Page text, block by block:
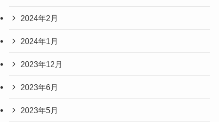
2024年2月
2024年1月
2023年12月
2023年6月
2023年5月